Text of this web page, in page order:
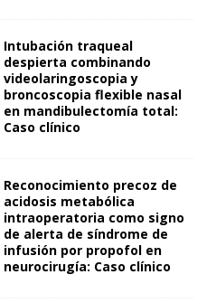
Intubación traqueal
despierta combinando
videolaringoscopia y
broncoscopia flexible nasal
en mandibulectomía total:
Caso clínico
Reconocimiento precoz de
acidosis metabólica
intraoperatoria como signo
de alerta de síndrome de
infusión por propofol en
neurocirugía: Caso clínico